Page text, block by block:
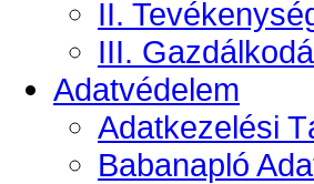
II.
III.
Adatvédelem
Adatkezelési
Babanapló